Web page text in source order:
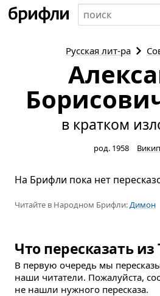
Русская лит-ра
в кратком
род. 1958
На Брифли пока нет
Читайте в Народном Брифли:Димон
Что пересказать из
В первую очередь мы
наши читатели. Пожалуйста,
не нашли нужного пересказа.